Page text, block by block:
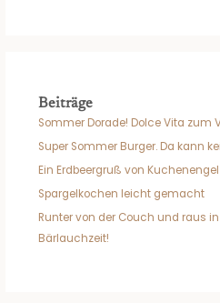
Beiträge
Sommer Dorade! Dolce Vita zum
Super Sommer Burger. Da kann
Ein Erdbeergruß von Kuchenengel
Spargelkochen leicht gemacht
Runter von der Couch und raus
Bärlauchzeit!